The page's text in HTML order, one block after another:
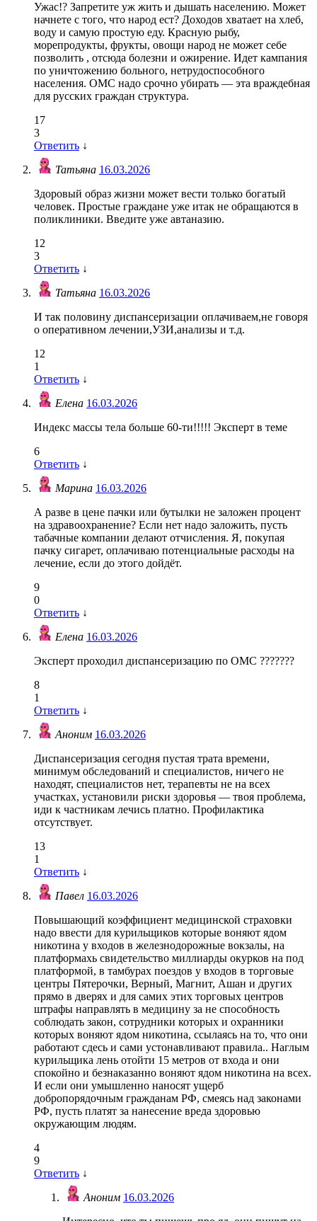
Ужас!? Запретите уж жить и дышать населению. Может
начнете с того, что народ ест? Доходов хватает на хлеб,
воду и самую простую еду. Красную рыбу,
морепродукты, фрукты, овощи народ не может себе
позволить , отсюда болезни и ожирение. Идет кампания
по уничтожению больного, нетрудоспособного
населения. ОМС надо срочно убирать — эта враждебная
для русских граждан структура.
17
3
Ответить ↓
Татьяна 16.03.2026
Здоровый образ жизни может вести только богатый
человек. Простые граждане уже итак не обращаются в
поликлиники. Введите уже автаназию.
12
3
Ответить ↓
Татьяна 16.03.2026
И так половину диспансеризации оплачиваем,не говоря
о оперативном лечении,УЗИ,анализы и т.д.
12
1
Ответить ↓
Елена 16.03.2026
Индекс массы тела больше 60-ти!!!!! Эксперт в теме
6
Ответить ↓
Марина 16.03.2026
А разве в цене пачки или бутылки не заложен процент
на здравоохранение? Если нет надо заложить, пусть
табачные компании делают отчисления. Я, покупая
пачку сигарет, оплачиваю потенциальные расходы на
лечение, если до этого дойдёт.
9
0
Ответить ↓
Елена 16.03.2026
Эксперт проходил диспансеризацию по ОМС ???????
8
1
Ответить ↓
Аноним 16.03.2026
Диспансеризация сегодня пустая трата времени,
минимум обследований и специалистов, ничего не
находят, специалистов нет, терапевты не на всех
участках, установили риски здоровья — твоя проблема,
иди к частникам лечись платно. Профилактика
отсутствует.
13
1
Ответить ↓
Павел 16.03.2026
Повышающий коэффициент медицинской страховки
надо ввести для курильщиков которые воняют ядом
никотина у входов в железнодорожные вокзалы, на
платформахь свидетельство миллиарды окурков на под
платформой, в тамбурах поездов у входов в торговые
центры Пятерочки, Верный, Магнит, Ашан и других
прямо в дверях и для самих этих торговых центров
штрафы направлять в медицину за не способность
соблюдать закон, сотрудники которых и охранники
которых воняют ядом никотина, ссылаясь на то, что они
работают сдесь и сами устонавливают правила.. Наглым
курильщика лень отойти 15 метров от входа и они
спокойно и безнаказанно воняют ядом никотина на всех.
И если они умышленно наносят ущерб
добропорядочным гражданам РФ, смеясь над законами
РФ, пусть платят за нанесение вреда здоровью
окружающим людям.
4
9
Ответить ↓
Аноним 16.03.2026